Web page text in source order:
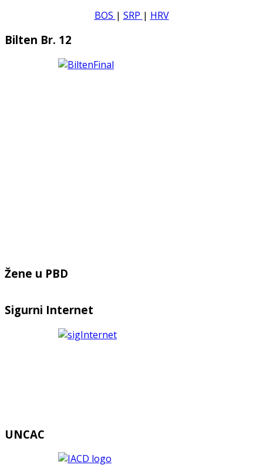
BOS | SRP | HRV
Bilten Br. 12
Žene u PBD
Sigurni Internet
UNCAC